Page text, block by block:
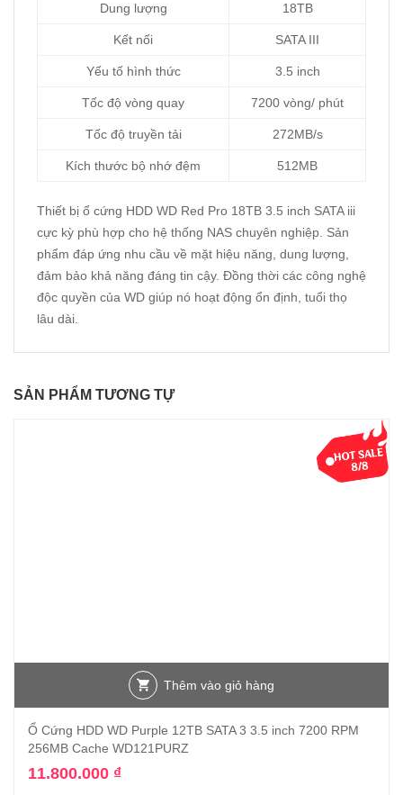
Dung lượng 18TB
Kết nối SATA III
Yếu tố hình thức 3.5 inch
Tốc độ vòng quay 7200 vòng/ phút
Tốc độ truyền tải 272MB/s
Kích thước bộ nhớ đệm 512MB
Thiết bị ổ cứng HDD WD Red Pro 18TB 3.5 inch SATA iii
cực kỳ phù hợp cho hệ thống NAS chuyên nghiệp. Sản
phẩm đáp ứng nhu cầu về mặt hiệu năng, dung lượng,
đảm bảo khả năng đáng tin cậy. Đồng thời các công nghệ
độc quyền của WD giúp nó hoạt động ổn định, tuổi thọ
lâu dài.
SẢN PHẨM TƯƠNG TỰ
Thêm vào giỏ hàng
Ổ Cứng HDD WD Purple 12TB SATA 3 3.5 inch 7200 RPM
256MB Cache WD121PURZ
11.800.000 ₫